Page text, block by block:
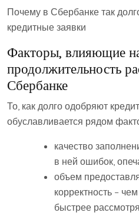
Почему в Сбербанке так
кредитные заявки
Факторы, влияющие
продолжительность
Сбербанке
То, как долго одобряют
обуславливается рядом
качество
в ней ошибок,
объем
корректность –
быстрее